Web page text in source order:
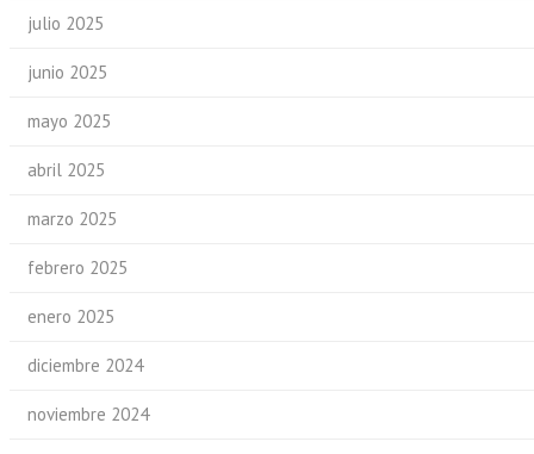
julio 2025
junio 2025
mayo 2025
abril 2025
marzo 2025
febrero 2025
enero 2025
diciembre 2024
noviembre 2024